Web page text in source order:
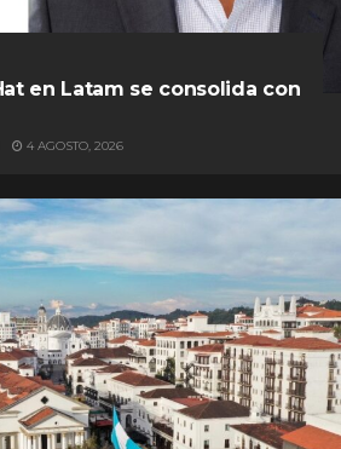
en Latam se consolida con
4 AGOSTO, 2026